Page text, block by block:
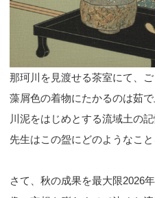
那珂川を見渡せる茶室にて、
藻屑色の着物にたかるのは茹
川泥をはじめとする流域土の
先生はこの盌にどのようなこと
さて、秋の成果を最大限2026